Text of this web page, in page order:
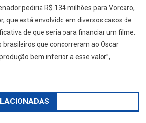
pediria R$ 134 milhões para Vorcaro,
que está envolvido em diversos casos de
de que seria para financiar um filme.
brasileiros que concorreram ao Oscar
bem inferior a esse valor”,